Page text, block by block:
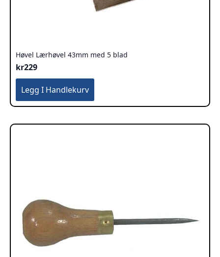
Høvel Lærhøvel 43mm med 5 blad
kr229
Legg I Handlekurv